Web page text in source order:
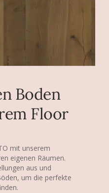
Boden
Floor
mit unserem
eigenen Räumen.
aus und
um die perfekte